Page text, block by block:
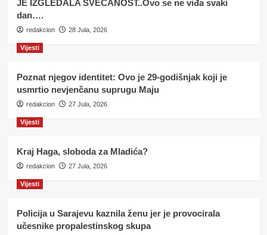
JE IZGLEDALA SVEČANOST..Ovo se ne viđa svaki
dan….
redakcion 28 Jula, 2026
Vijesti
Poznat njegov identitet: Ovo je 29-godišnjak koji je
usmrtio nevjenčanu suprugu Maju
redakcion 27 Jula, 2026
Vijesti
Kraj Haga, sloboda za Mladića?
redakcion 27 Jula, 2026
Vijesti
Policija u Sarajevu kaznila ženu jer je provocirala
učesnike propalestinskog skupa